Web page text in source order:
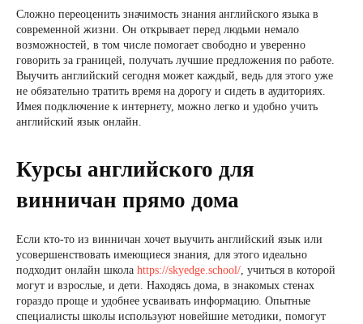
Сложно переоценить значимость знания английского языка в
современной жизни. Он открывает перед людьми немало
возможностей, в том числе помогает свободно и уверенно
говорить за границей, получать лучшие предложения по работе.
Выучить английский сегодня может каждый, ведь для этого уже
не обязательно тратить время на дорогу и сидеть в аудиториях.
Имея подключение к интернету, можно легко и удобно учить
английский язык онлайн.
Курсы английского для
винничан прямо дома
Если кто-то из винничан хочет выучить английский язык или
усовершенствовать имеющиеся знания, для этого идеально
подходит онлайн школа https://skyedge.school/, учиться в которой
могут и взрослые, и дети. Находясь дома, в знакомых стенах
гораздо проще и удобнее усваивать информацию. Опытные
специалисты школы используют новейшие методики, помогут